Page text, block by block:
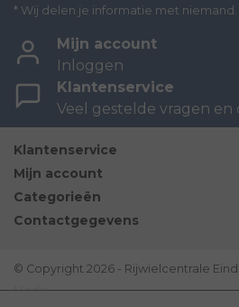
* Wij delen je informatie met niemand.
Mijn account
Inloggen
Klantenservice
Veel gestelde vragen en
Klantenservice
Mijn account
Categorieën
Contactgegevens
© Copyright 2026 - Rijwielcentrale
Media